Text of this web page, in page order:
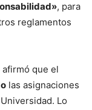
, para
reglamentos
afirmó que el
las asignaciones
Lo